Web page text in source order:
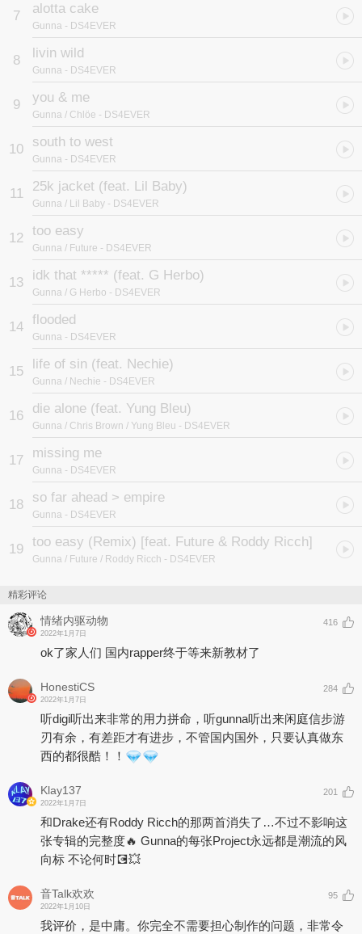
7 alotta cake
Gunna - DS4EVER
8 livin wild
Gunna - DS4EVER
9 you & me
Gunna / Chlöe - DS4EVER
10 south to west
Gunna - DS4EVER
11 25k jacket (feat. Lil Baby)
Gunna / Lil Baby - DS4EVER
12 too easy
Gunna / Future - DS4EVER
13 idk that ***** (feat. G Herbo)
Gunna / G Herbo - DS4EVER
14 flooded
Gunna - DS4EVER
15 life of sin (feat. Nechie)
Gunna / Nechie - DS4EVER
16 die alone (feat. Yung Bleu)
Gunna / Chris Brown / Yung Bleu - DS4EVER
17 missing me
Gunna - DS4EVER
18 so far ahead > empire
Gunna - DS4EVER
19 too easy (Remix) [feat. Future & Roddy Ricch]
Gunna / Future / Roddy Ricch - DS4EVER
精彩评论
情绪内驱动物
2022年1月7日
416
ok了家人们 国内rapper终于等来新教材了
HonestiCS
2022年1月7日
284
听digi听出来非常的用力拼命，听gunna听出来闲庭信步游
刃有余，有差距才有进步，不管国内国外，只要认真做东
西的都很酷！！
Klay137
2022年1月7日
201
和Drake还有Roddy Ricch的那两首消失了…不过不影响这
张专辑的完整度🔥 Gunna的每张Project永远都是潮流的风
向标 不论何时💽💥
音Talk欢欢
2022年1月10日
95
我评价，是中庸。你完全不需要担心制作的问题，非常令